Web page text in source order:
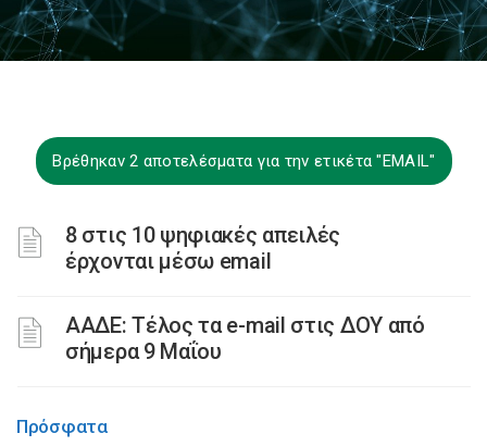
Βρέθηκαν 2 αποτελέσματα για την ετικέτα "EMAIL"
8 στις 10 ψηφιακές απειλές
έρχονται μέσω email
ΑΑΔΕ: Τέλος τα e-mail στις ΔΟΥ από
σήμερα 9 Μαΐου
Πρόσφατα